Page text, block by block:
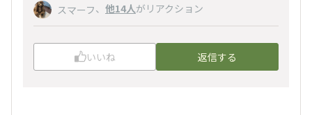
スマーフ、 他14人がリアクション
いいね 返信する